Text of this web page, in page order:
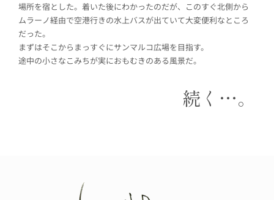
場所を宿とした。着いた後にわかったのだが、このすぐ北側から
ムラーノ経由で空港行きの水上バスが出ていて大変便利なところ
だった。
まずはそこからまっすぐにサンマルコ広場を目指す。
途中の小さなこみちが実におもむきのある風景だ。
続く…。